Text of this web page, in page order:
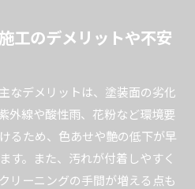
工のデメリットや不安
なデメリットは、塗装面の劣化
外線や酸性雨、花粉など環境要
るため、色あせや艶の低下が早
す。また、汚れが付着しやすく
リーニングの手間が増える点も